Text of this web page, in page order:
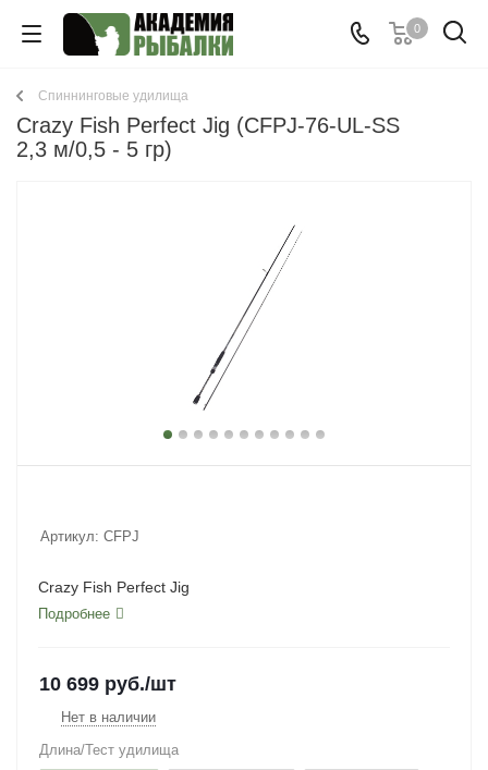
0
Спиннинговые удилища
Crazy Fish Perfect Jig (CFPJ-76-UL-SS
2,3 м/0,5 - 5 гр)
Артикул: CFPJ
Crazy Fish Perfect Jig
Подробнее
10 699 руб./шт
Нет в наличии
Длина/Тест удилища